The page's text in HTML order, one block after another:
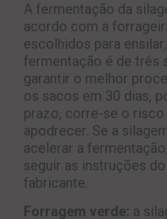
A fermentação da
acordo com a
escolhidos para
fermentação é de três
garantir o melhor
os sacos em 30 dias,
prazo, corre-se o risco
apodrecer. Se a
acelerar a
seguir as instruções
fabricante.
Forragem verde: a